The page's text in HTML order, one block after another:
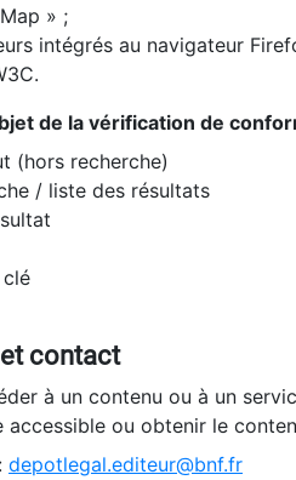
» ;
intégrés au navigateur
de la vérification de
(hors recherche)
/ liste des résultats
contact
à un contenu ou à un
ou obtenir le
depotlegal.editeur@bnf.fr